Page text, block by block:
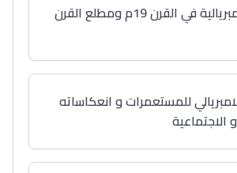
الظاهرة الامبريالية في القرن 19م ومطلع القرن
للمستعمرات و انعكاساته
الاجتماعية